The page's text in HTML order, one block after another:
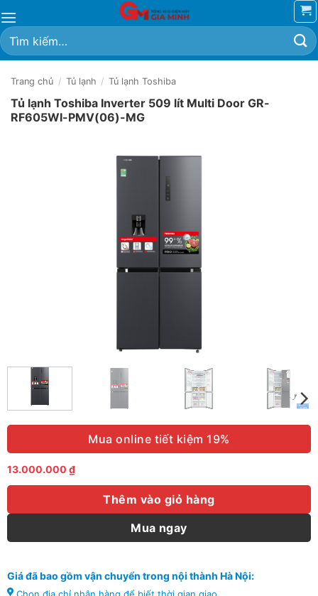
qua
nội
dung
Tìm
kiếm:
Trang chủ / Tủ lạnh / Tủ lạnh Toshiba
Tủ lạnh Toshiba Inverter 509 lít Multi Door GR-
RF605WI-PMV(06)-MG
Mua online tiết kiệm 19%
13.000.000 ₫
Thêm vào giỏ hàng
Mua ngay
Giá đã bao gồm vận chuyển trong nội thành Hà Nội: